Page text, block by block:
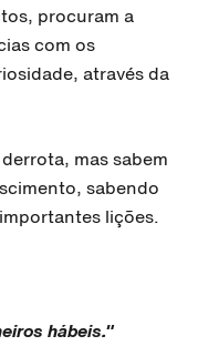
procuram a
com os
através da
mas sabem
sabendo
lições.
hábeis."